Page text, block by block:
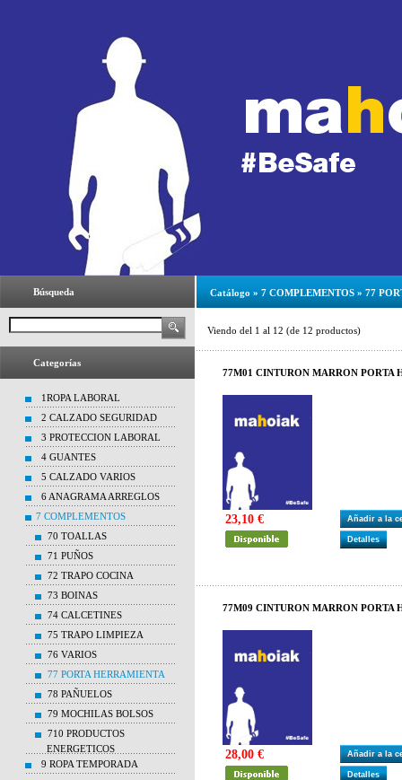
Búsqueda
Categorías
1ROPA LABORAL
2 CALZADO SEGURIDAD
3 PROTECCION LABORAL
4 GUANTES
5 CALZADO VARIOS
6 ANAGRAMA ARREGLOS
7 COMPLEMENTOS
70 TOALLAS
71 PUÑOS
72 TRAPO COCINA
73 BOINAS
74 CALCETINES
75 TRAPO LIMPIEZA
76 VARIOS
77 PORTA HERRAMIENTA
78 PAÑUELOS
79 MOCHILAS BOLSOS
710 PRODUCTOS
ENERGETICOS
9 ROPA TEMPORADA
Catálogo » 7 COMPLEMENTOS » 77
Viendo del 1 al 12 (de 12 productos)
77M01 CINTURON MARRON PORTA
23,10 € Añadir a la
Detalles
77M09 CINTURON MARRON PORTA
28,00 € Añadir a la
Detalles